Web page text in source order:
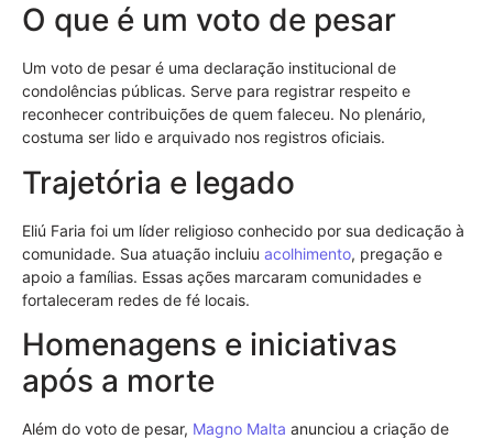
O que é um voto de pesar
Um voto de pesar é uma declaração institucional de
condolências públicas. Serve para registrar respeito e
reconhecer contribuições de quem faleceu. No plenário,
costuma ser lido e arquivado nos registros oficiais.
Trajetória e legado
Eliú Faria foi um líder religioso conhecido por sua dedicação à
comunidade. Sua atuação incluiu acolhimento, pregação e
apoio a famílias. Essas ações marcaram comunidades e
fortaleceram redes de fé locais.
Homenagens e iniciativas
após a morte
Além do voto de pesar, Magno Malta anunciou a criação de